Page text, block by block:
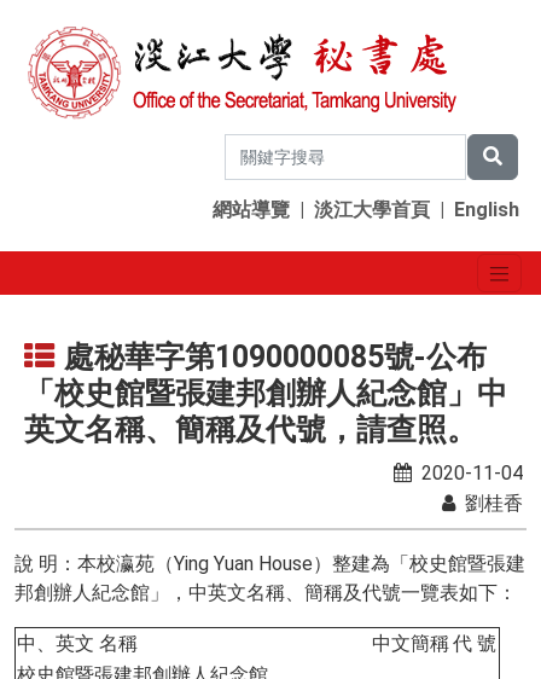
網站導覽 | 淡江大學首頁 | English
處秘華字第1090000085號-公布
「校史館暨張建邦創辦人紀念館」中
英文名稱、簡稱及代號，請查照。
2020-11-04
劉桂香
說 明：本校瀛苑（Ying Yuan House）整建為「校史館暨張建
邦創辦人紀念館」，中英文名稱、簡稱及代號一覽表如下：
中、英文 名稱 中文簡稱代 號